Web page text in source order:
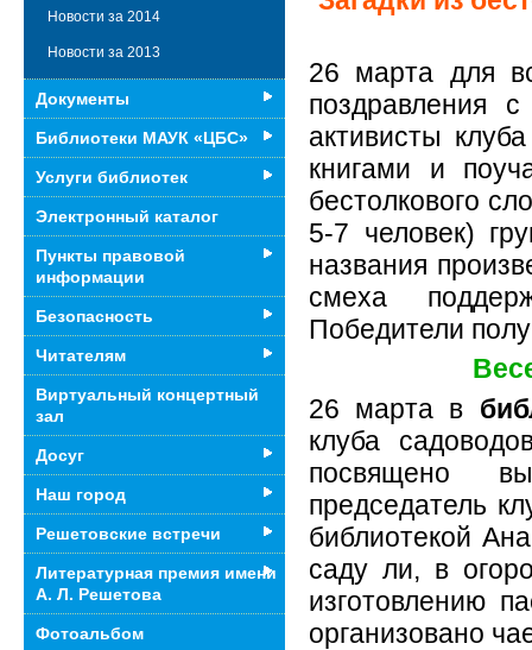
26 марта для
поздравления
активисты
книгами и
бестолкового
5-7 человек)
названия
смеха
Победители
26 марта в
клуба
посвящено
председатель
библиотекой
саду ли, в
изготовлению
организовано
Новости за 2014
Новости за 2013
Документы
Библиотеки МАУК «ЦБС»
Услуги библиотек
Электронный каталог
Пункты правовой
информации
Безопасность
Читателям
Виртуальный концертный
зал
Досуг
Наш город
Решетовские встречи
Литературная премия имени
А. Л. Решетова
Фотоальбом